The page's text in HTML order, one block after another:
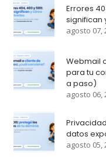
Errores
significan
agosto 07,
Webmail
para tu
a paso)
agosto 06,
datos
agosto 05,